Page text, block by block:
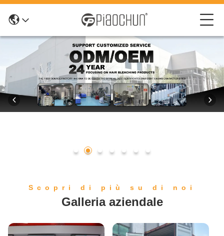
Scopri di più su di noi
Galleria aziendale